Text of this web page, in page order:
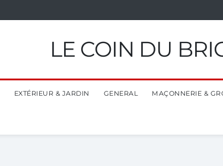
LE COIN DU
EXTÉRIEUR & JARDIN GENERAL MAÇONNERIE &